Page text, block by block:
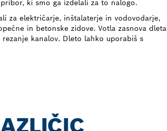
ki smo ga izdelali za to nalogo.
za električarje, inštalaterje in vodovodarje,
in betonske zidove. Votla zasnova dleta
kanalov. Dleto lahko uporabiš s